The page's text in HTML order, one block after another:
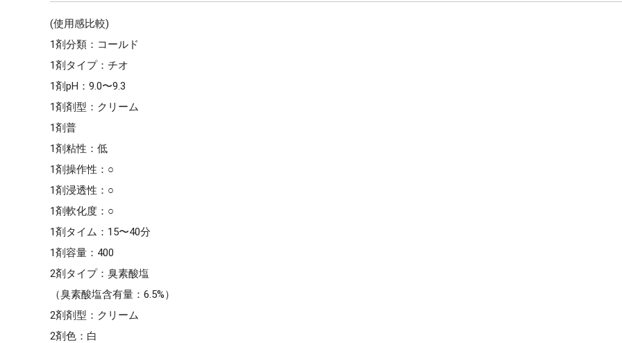
(使用感比較)
1剤分類：コールド
1剤タイプ：チオ
1剤pH：9.0〜9.3
1剤剤型：クリーム
1剤普
1剤粘性：低
1剤操作性：○
1剤浸透性：○
1剤軟化度：○
1剤タイム：15〜40分
1剤容量：400
2剤タイプ：臭素酸塩
（臭素酸塩含有量：6.5%）
2剤剤型：クリーム
2剤色：白